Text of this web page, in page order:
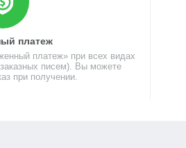
платеж
платеж» при всех видах
писем). Вы можете
при получении.